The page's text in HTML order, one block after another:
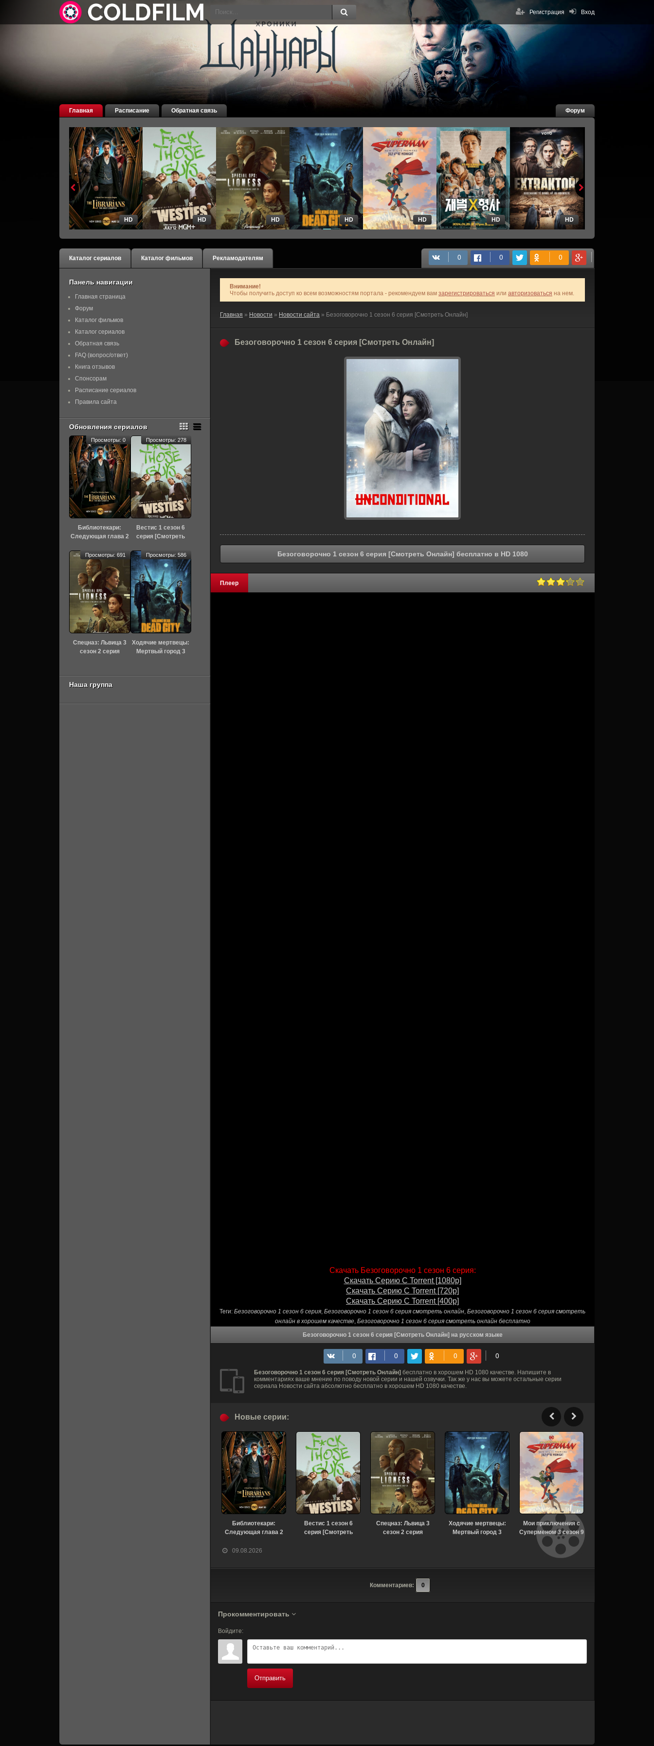
Вход
Регистрация
Главная Расписание Обратная связь Форум
HD HD HD HD HD HD HD
Каталог сериалов Каталог фильмов Рекламодателям
Внимание!
Чтобы получить доступ ко всем возможностям портала - рекомендуем вам зарегистрироваться или авторизоваться на нем.
Главная » Новости » Новости сайта » Безоговорочно 1 сезон 6 серия [Смотреть Онлайн]
Безоговорочно 1 сезон 6 серия [Смотреть Онлайн]
Безоговорочно 1 сезон 6 серия [Смотреть Онлайн] бесплатно в HD 1080
Плеер
Скачать Безоговорочно 1 сезон 6 серия:
Скачать Серию С Torrent [1080p]
Скачать Серию С Torrent [720p]
Скачать Серию С Torrent [400p]
Теги: Безоговорочно 1 сезон 6 серия, Безоговорочно 1 сезон 6 серия смотреть онлайн, Безоговорочно 1 сезон 6 серия смотреть
онлайн в хорошем качестве, Безоговорочно 1 сезон 6 серия смотреть онлайн бесплатно
Безоговорочно 1 сезон 6 серия [Смотреть Онлайн] на русском языке
Безоговорочно 1 сезон 6 серия [Смотреть Онлайн] бесплатно в хорошем HD 1080 качестве. Напишите в
комментариях ваше мнение по поводу новой серии и нашей озвучки. Так же у нас вы можете остальные серии
сериала Новости сайта абсолютно бесплатно в хорошем HD 1080 качестве.
09.08.2026
Новые серии:
Библиотекари:
Следующая глава 2
[Смотреть Онлайн]
Вестис 1 сезон 6
серия [Смотреть
Спецназ: Львица 3
сезон 2 серия
Ходячие мертвецы:
Мертвый город 3
Мои приключения с
Суперменом 3 сезон 9
серия [Смотреть
Онлайн]
Комментариев: 0
Прокомментировать
Войдите:
Отправить
Панель навигации
Главная страница
Форум
Каталог фильмов
Каталог сериалов
Обратная связь
FAQ (вопрос/ответ)
Книга отзывов
Спонсорам
Расписание сериалов
Правила сайта
Обновления сериалов
Библиотекари:
Следующая глава 2
[Смотреть Онлайн]
Просмотры: 0
Вестис 1 сезон 6
серия [Смотреть
Просмотры: 278
Спецназ: Львица 3
сезон 2 серия
Просмотры: 691
Ходячие мертвецы:
Мертвый город 3
Просмотры: 586
Наша группа